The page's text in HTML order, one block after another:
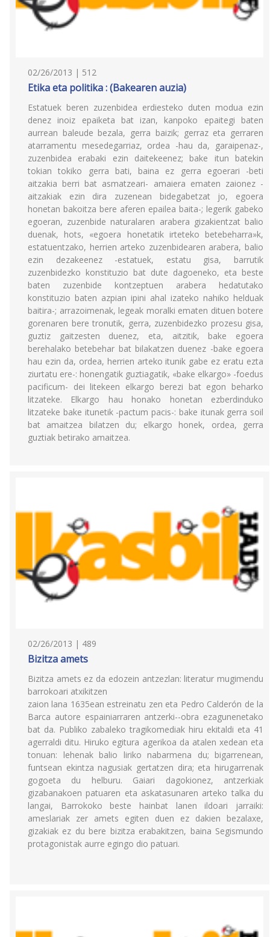
02/26/2013 | 512
Etika eta politika : (Bakearen auzia)
Estatuek beren zuzenbidea erdiesteko duten modua ezin
denez inoiz epaiketa bat izan, kanpoko epaitegi baten
aurrean baleude bezala, gerra baizik; gerraz eta gerraren
atarramentu mesedegarriaz, ordea -hau da, garaipenaz-,
zuzenbidea erabaki ezin daitekeenez; bake itun batekin
tokian tokiko gerra bati, baina ez gerra egoerari -beti
aitzakia berri bat asmatzeari- amaiera ematen zaionez -
aitzakiak ezin dira zuzenean bidegabetzat jo, egoera
honetan bakoitza bere aferen epailea baita-; legerik gabeko
egoeran, zuzenbide naturalaren arabera gizakientzat balio
duenak, hots, «egoera honetatik irteteko betebeharra»k,
estatuentzako, herrien arteko zuzenbidearen arabera, balio
ezin dezakeenez -estatuek, estatu gisa, barrutik
zuzenbidezko konstituzio bat dute dagoeneko, eta beste
baten zuzenbide kontzeptuen arabera hedatutako
konstituzio baten azpian ipini ahal izateko nahiko helduak
baitira-; arrazoimenak, legeak moralki ematen dituen botere
gorenaren bere tronutik, gerra, zuzenbidezko prozesu gisa,
guztiz gaitzesten duenez, eta, aitzitik, bake egoera
berehalako betebehar bat bilakatzen duenez -bake egoera
hau ezin da, ordea, herrien arteko itunik gabe ez eratu ezta
ziurtatu ere-: honengatik guztiagatik, «bake elkargo» -foedus
pacificum- dei litekeen elkargo berezi bat egon beharko
litzateke. Elkargo hau honako honetan ezberdinduko
litzateke bake itunetik -pactum pacis-: bake itunak gerra soil
bat amaitzea bilatzen du; elkargo honek, ordea, gerra
guztiak betirako amaitzea.
02/26/2013 | 489
Bizitza amets
Bizitza amets ez da edozein antzezlan: literatur mugimendu
barrokoari atxikitzen
zaion lana 1635ean estreinatu zen eta Pedro Calderón de la
Barca autore espainiarraren antzerki--obra ezagunenetako
bat da. Publiko zabaleko tragikomediak hiru ekitaldi eta 41
agerraldi ditu. Hiruko egitura agerikoa da atalen xedean eta
tonuan: lehenak balio liriko nabarmena du; bigarrenean,
funtsean ekintza nagusiak gertatzen dira; eta hirugarrenak
gogoeta du helburu. Gaiari dagokionez, antzerkiak
gizabanakoen patuaren eta askatasunaren arteko talka du
langai, Barrokoko beste hainbat lanen ildoari jarraiki:
ameslariak zer amets egiten duen ez dakien bezalaxe,
gizakiak ez du bere bizitza erabakitzen, baina Segismundo
protagonistak aurre egingo dio patuari.